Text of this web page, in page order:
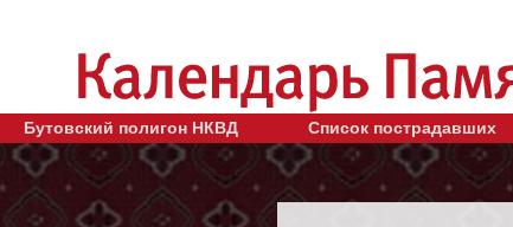
Бутовский полигон НКВД Список пострадавших